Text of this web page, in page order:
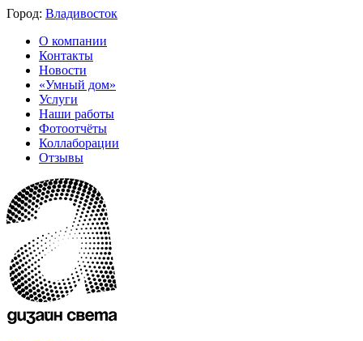
Город: Владивосток
О компании
Контакты
Новости
«Умный дом»
Услуги
Наши работы
Фотоотчёты
Коллаборации
Отзывы